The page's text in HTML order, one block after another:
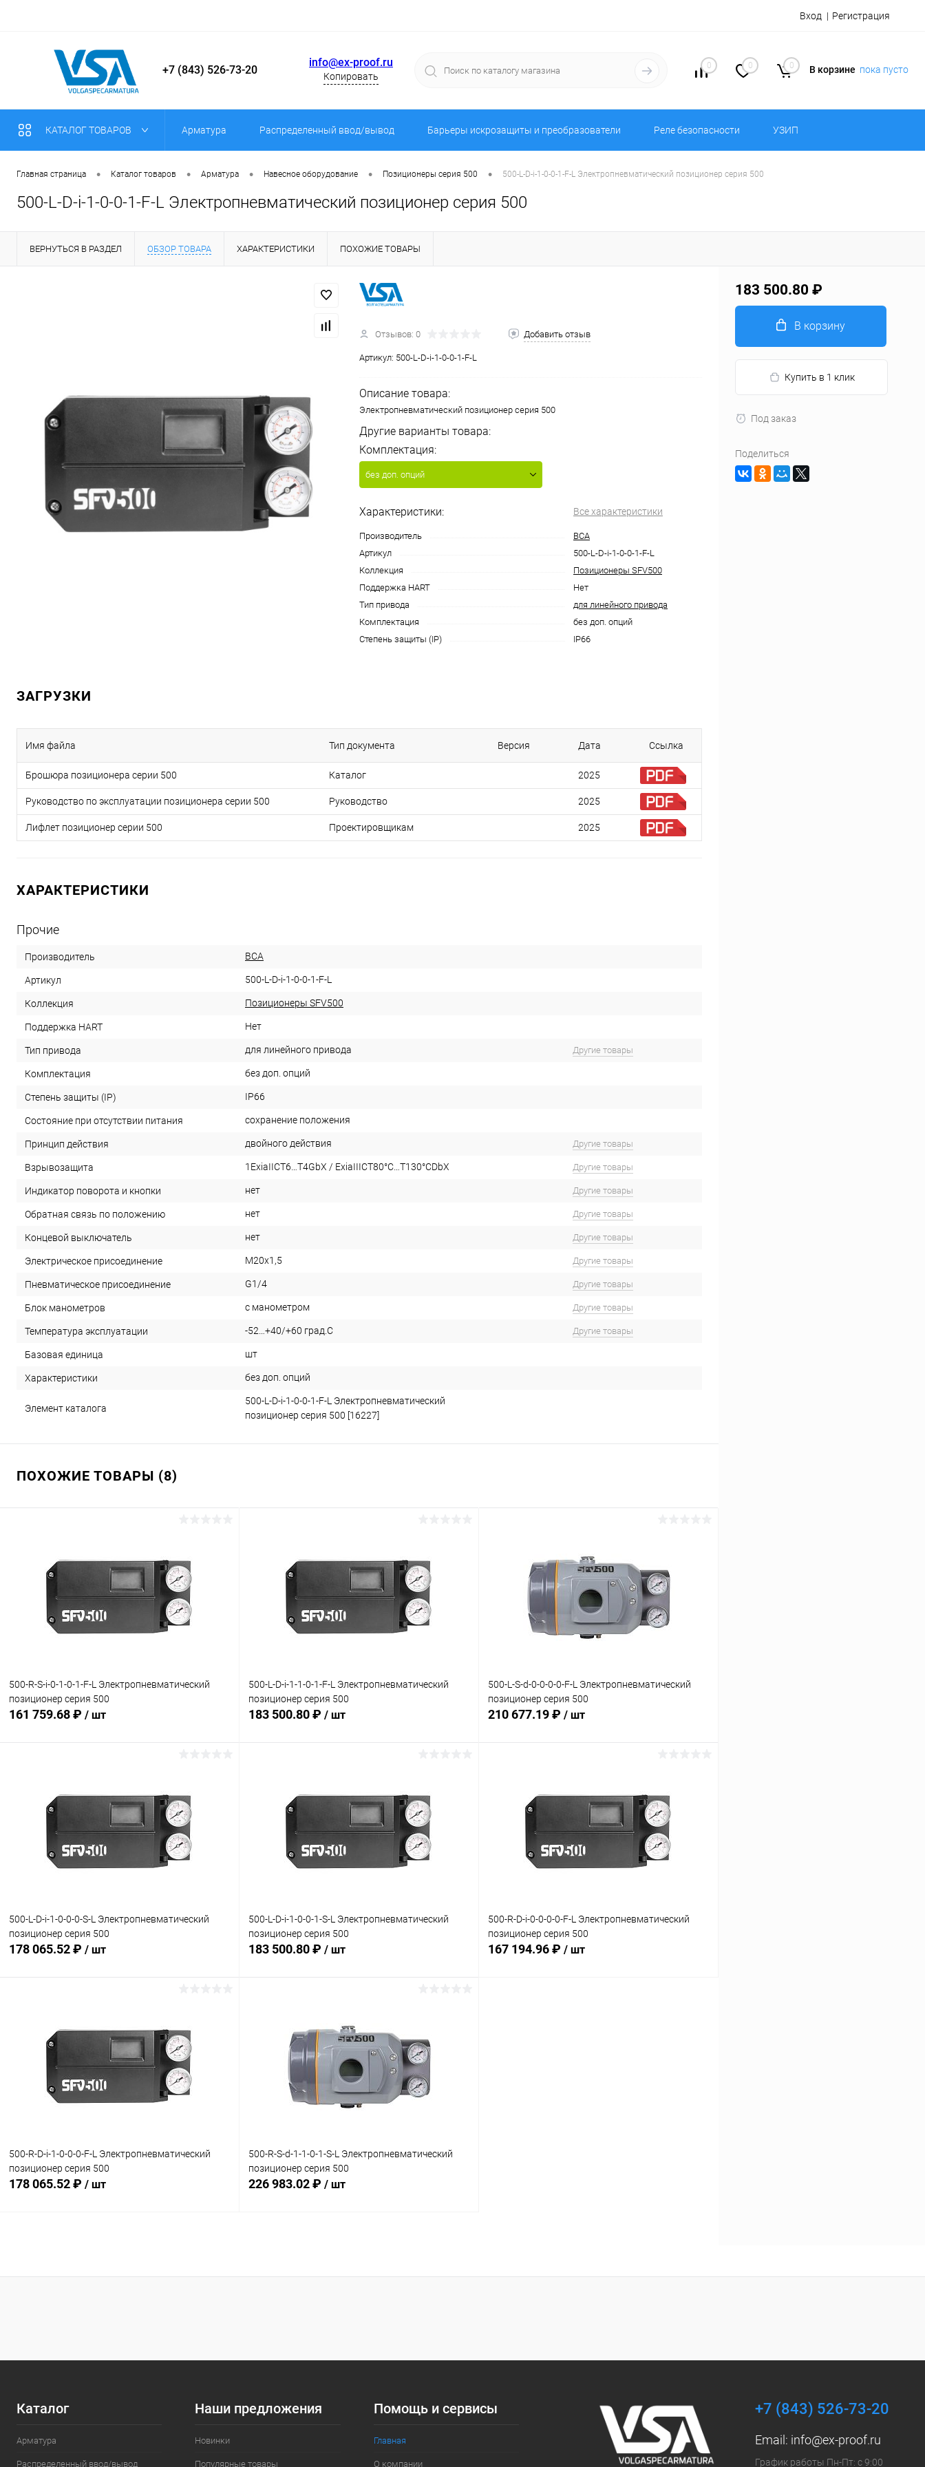
Вход Регистрация
+7 (843) 526-73-20
info@ex-proof.ru
Копировать
0 0 0 В корзине пока пусто
КАТАЛОГ ТОВАРОВ Арматура Распределенный ввод/вывод Барьеры искрозащиты и преобразователи Реле безопасности УЗИП
Главная страница • Каталог товаров • Арматура • Навесное оборудование • Позиционеры серия 500 • 500-L-D-i-1-0-0-1-F-L Электропневматический позиционер серия 500
500-L-D-i-1-0-0-1-F-L Электропневматический позиционер серия 500
ВЕРНУТЬСЯ В РАЗДЕЛ ОБЗОР ТОВАРА ХАРАКТЕРИСТИКИ ПОХОЖИЕ ТОВАРЫ
Отзывов: 0 Добавить отзыв
Артикул: 500-L-D-i-1-0-0-1-F-L
Описание товара:
Электропневматический позиционер серия 500
Другие варианты товара:
Комплектация:
без доп. опций
Характеристики: Все характеристики
Производитель
ВСА
Артикул
500-L-D-i-1-0-0-1-F-L
Коллекция
Позиционеры SFV500
Поддержка HART
Нет
Тип привода
для линейного привода
Комплектация
без доп. опций
Степень защиты (IP)
IP66
ЗАГРУЗКИ
Имя файла Тип документа Версия Дата Ссылка
Брошюра позиционера серии 500 Каталог 2025
Руководство по эксплуатации позиционера серии 500 Руководство 2025
Лифлет позиционер серии 500 Проектировщикам 2025
ХАРАКТЕРИСТИКИ
Прочие
Производитель ВСА
Артикул 500-L-D-i-1-0-0-1-F-L
Коллекция Позиционеры SFV500
Поддержка HART Нет
Тип привода для линейного привода Другие товары
Комплектация без доп. опций
Степень защиты (IP) IP66
Состояние при отсутствии питания сохранение положения
Принцип действия двойного действия Другие товары
Взрывозащита 1ExiaIICT6…T4GbX / ExiaIIICT80°C…T130°CDbX Другие товары
Индикатор поворота и кнопки нет Другие товары
Обратная связь по положению нет Другие товары
Концевой выключатель нет Другие товары
Электрическое присоединение M20x1,5 Другие товары
Пневматическое присоединение G1/4 Другие товары
Блок манометров с манометром Другие товары
Температура эксплуатации -52…+40/+60 град.С Другие товары
Базовая единица шт
Характеристики без доп. опций
Элемент каталога
500-L-D-i-1-0-0-1-F-L Электропневматический
позиционер серия 500 [16227]
ПОХОЖИЕ ТОВАРЫ (8)
500-R-S-i-0-1-0-1-F-L Электропневматический
позиционер серия 500
161 759.68 ₽ / шт
Купить в 1 клик Сравнение
В избранное Под заказ
Комплектация:
500-L-D-i-1-1-0-1-F-L Электропневматический
позиционер серия 500
183 500.80 ₽ / шт
Купить в 1 клик Сравнение
В избранное Под заказ
Комплектация:
500-L-S-d-0-0-0-0-F-L Электропневматический
позиционер серия 500
210 677.19 ₽ / шт
Купить в 1 клик Сравнение
В избранное Под заказ
Комплектация:
500-L-D-i-1-0-0-0-S-L Электропневматический
позиционер серия 500
178 065.52 ₽ / шт
Купить в 1 клик Сравнение
В избранное Под заказ
Комплектация:
500-L-D-i-1-0-0-1-S-L Электропневматический
позиционер серия 500
183 500.80 ₽ / шт
Купить в 1 клик Сравнение
В избранное Под заказ
Комплектация:
500-R-D-i-0-0-0-0-F-L Электропневматический
позиционер серия 500
167 194.96 ₽ / шт
500-R-D-i-1-0-0-0-F-L Электропневматический
позиционер серия 500
178 065.52 ₽ / шт
Купить в 1 клик Сравнение
500-R-S-d-1-1-0-1-S-L Электропневматический
позиционер серия 500
226 983.02 ₽ / шт
Купить в 1 клик Сравнение
183 500.80 ₽
В корзину
Купить в 1 клик
Под заказ
Поделиться
Каталог
Арматура
Распределенный ввод/вывод
Наши предложения
Новинки
Популярные товары
Помощь и сервисы
Главная
О компании
+7 (843) 526-73-20
Email: info@ex-proof.ru
График работы Пн-Пт: с 9:00